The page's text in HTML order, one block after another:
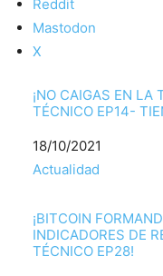
Reddit
Mastodon
X
¡NO CAIGAS EN LA
TÉCNICO EP14-
Fecha
18/10/2021
Respecto a
Actualidad
¡BITCOIN
INDICADORES DE
TÉCNICO EP28!